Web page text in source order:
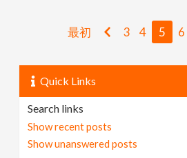
最初 3 4 5 6
Quick Links
Search links
Show recent posts
Show unanswered posts